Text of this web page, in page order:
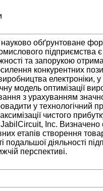
обґрунтоване
підприємства є
та запорукою
конкурентних
електроніки, у
модель оптимізації
з урахуванням
у технологічний
чистого
Іnc.
етапів створення
діяльності
перспективі.